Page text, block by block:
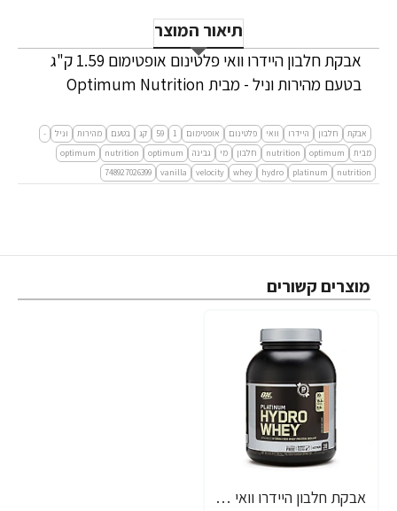
תיאור המוצר
אבקת חלבון היידרו וואי פלטינום אופטימום 1.59 ק"ג
בטעם מהירות וניל - מבית Optimum Nutrition
אבקת חלבון היידרו וואי פלטינום אופטימום 1
59 קג בטעם מהירות וניל
-
מבית
optimum
nutrition חלבון מי גבינה optimum
nutrition
optimum
nutrition
platinum
hydro
whey
velocity
vanilla
748927026399
מוצרים קשורים
-21% אבקת חלבון היידרו וואי פלטינום אופטימום 1.59 ק"ג בטעם עוגת קטיפה אדומה - מבית Optimum Nutrition